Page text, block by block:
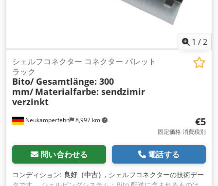
1 /2
Neukamperfehn 8,997 km
シェルフコネクター コネクター パレット
ラック
Bito/ Gesamtlänge: 300
mm/ Materialfarbe: sendzimir
verzinkt
€5
固定価格 消費税別
問い合わせる 電話する
コンディション: 良好（中古） , シェルフコネクターの技術デー